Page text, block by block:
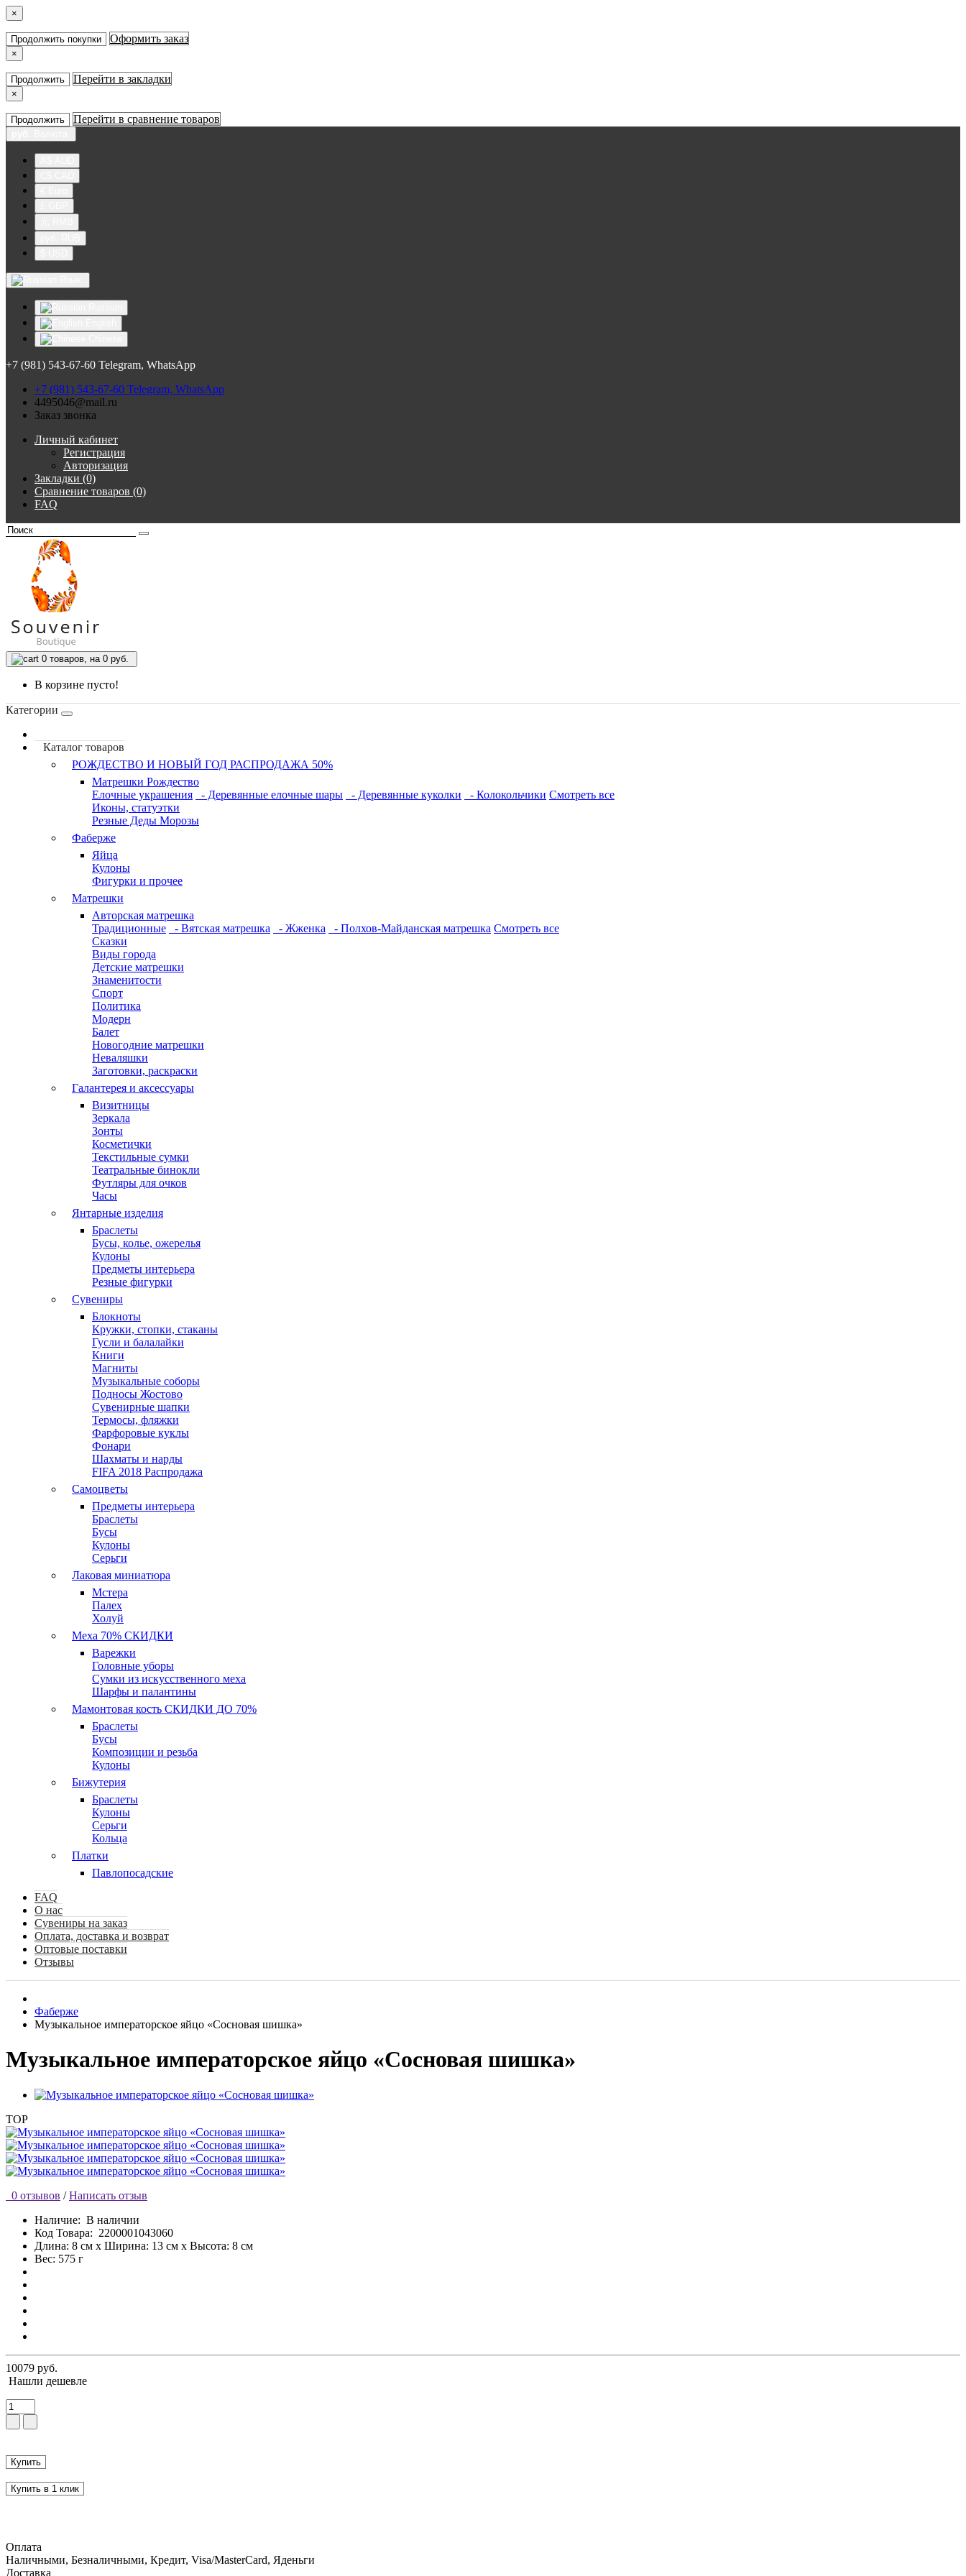
×
Продолжить покупки Оформить заказ
×
Продолжить Перейти в закладки
×
Продолжить Перейти в сравнение товаров
+7 (981) 543-67-60 Telegram, WhatsApp
+7 (981) 543-67-60 Telegram, WhatsApp
4495046@mail.ru
Заказ звонка
Личный кабинет
Регистрация
Авторизация
Закладки (0)
Сравнение товаров (0)
FAQ
0 товаров, на 0 руб.
В корзине пусто!
Категории
Каталог товаров
РОЖДЕСТВО И НОВЫЙ ГОД РАСПРОДАЖА 50%
Матрешки Рождество
Елочные украшения
- Деревянные елочные шары - Деревянные куколки - Колокольчики Смотреть все
Иконы, статуэтки
Резные Деды Морозы
Фаберже
Яйца
Кулоны
Фигурки и прочее
Матрешки
Авторская матрешка
Традиционные
- Вятская матрешка - Жженка - Полхов-Майданская матрешка Смотреть все
Сказки
Виды города
Детские матрешки
Знаменитости
Спорт
Политика
Модерн
Балет
Новогодние матрешки
Неваляшки
Заготовки, раскраски
Галантерея и аксессуары
Визитницы
Зеркала
Зонты
Косметички
Текстильные сумки
Театральные бинокли
Футляры для очков
Часы
Янтарные изделия
Браслеты
Бусы, колье, ожерелья
Кулоны
Предметы интерьера
Резные фигурки
Сувениры
Блокноты
Кружки, стопки, стаканы
Гусли и балалайки
Книги
Магниты
Музыкальные соборы
Подносы Жостово
Сувенирные шапки
Термосы, фляжки
Фарфоровые куклы
Фонари
Шахматы и нарды
FIFA 2018 Распродажа
Самоцветы
Предметы интерьера
Браслеты
Бусы
Кулоны
Серьги
Лаковая миниатюра
Мстера
Палех
Холуй
Меха 70% СКИДКИ
Варежки
Головные уборы
Сумки из искусственного меха
Шарфы и палантины
Мамонтовая кость СКИДКИ ДО 70%
Браслеты
Бусы
Композиции и резьба
Кулоны
Бижутерия
Браслеты
Кулоны
Серьги
Кольца
Платки
Павлопосадские
FAQ
О нас
Сувениры на заказ
Оплата, доставка и возврат
Оптовые поставки
Отзывы
Фаберже
Музыкальное императорское яйцо «Сосновая шишка»
Музыкальное императорское яйцо «Сосновая шишка»
TOP
0 отзывов / Написать отзыв
Наличие: В наличии
Код Товара: 2200001043060
Длина: 8 см x Ширина: 13 см x Высота: 8 см
Вес: 575 г
10079 руб.
Нашли дешевле
Купить
Купить в 1 клик
Оплата
Наличными, Безналичными, Кредит, Visa/MasterCard, Яденьги
Доставка